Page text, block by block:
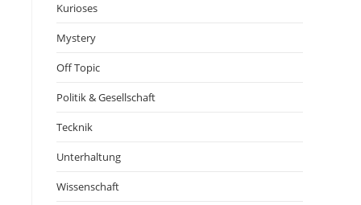
Kurioses
Mystery
Off Topic
Politik & Gesellschaft
Tecknik
Unterhaltung
Wissenschaft